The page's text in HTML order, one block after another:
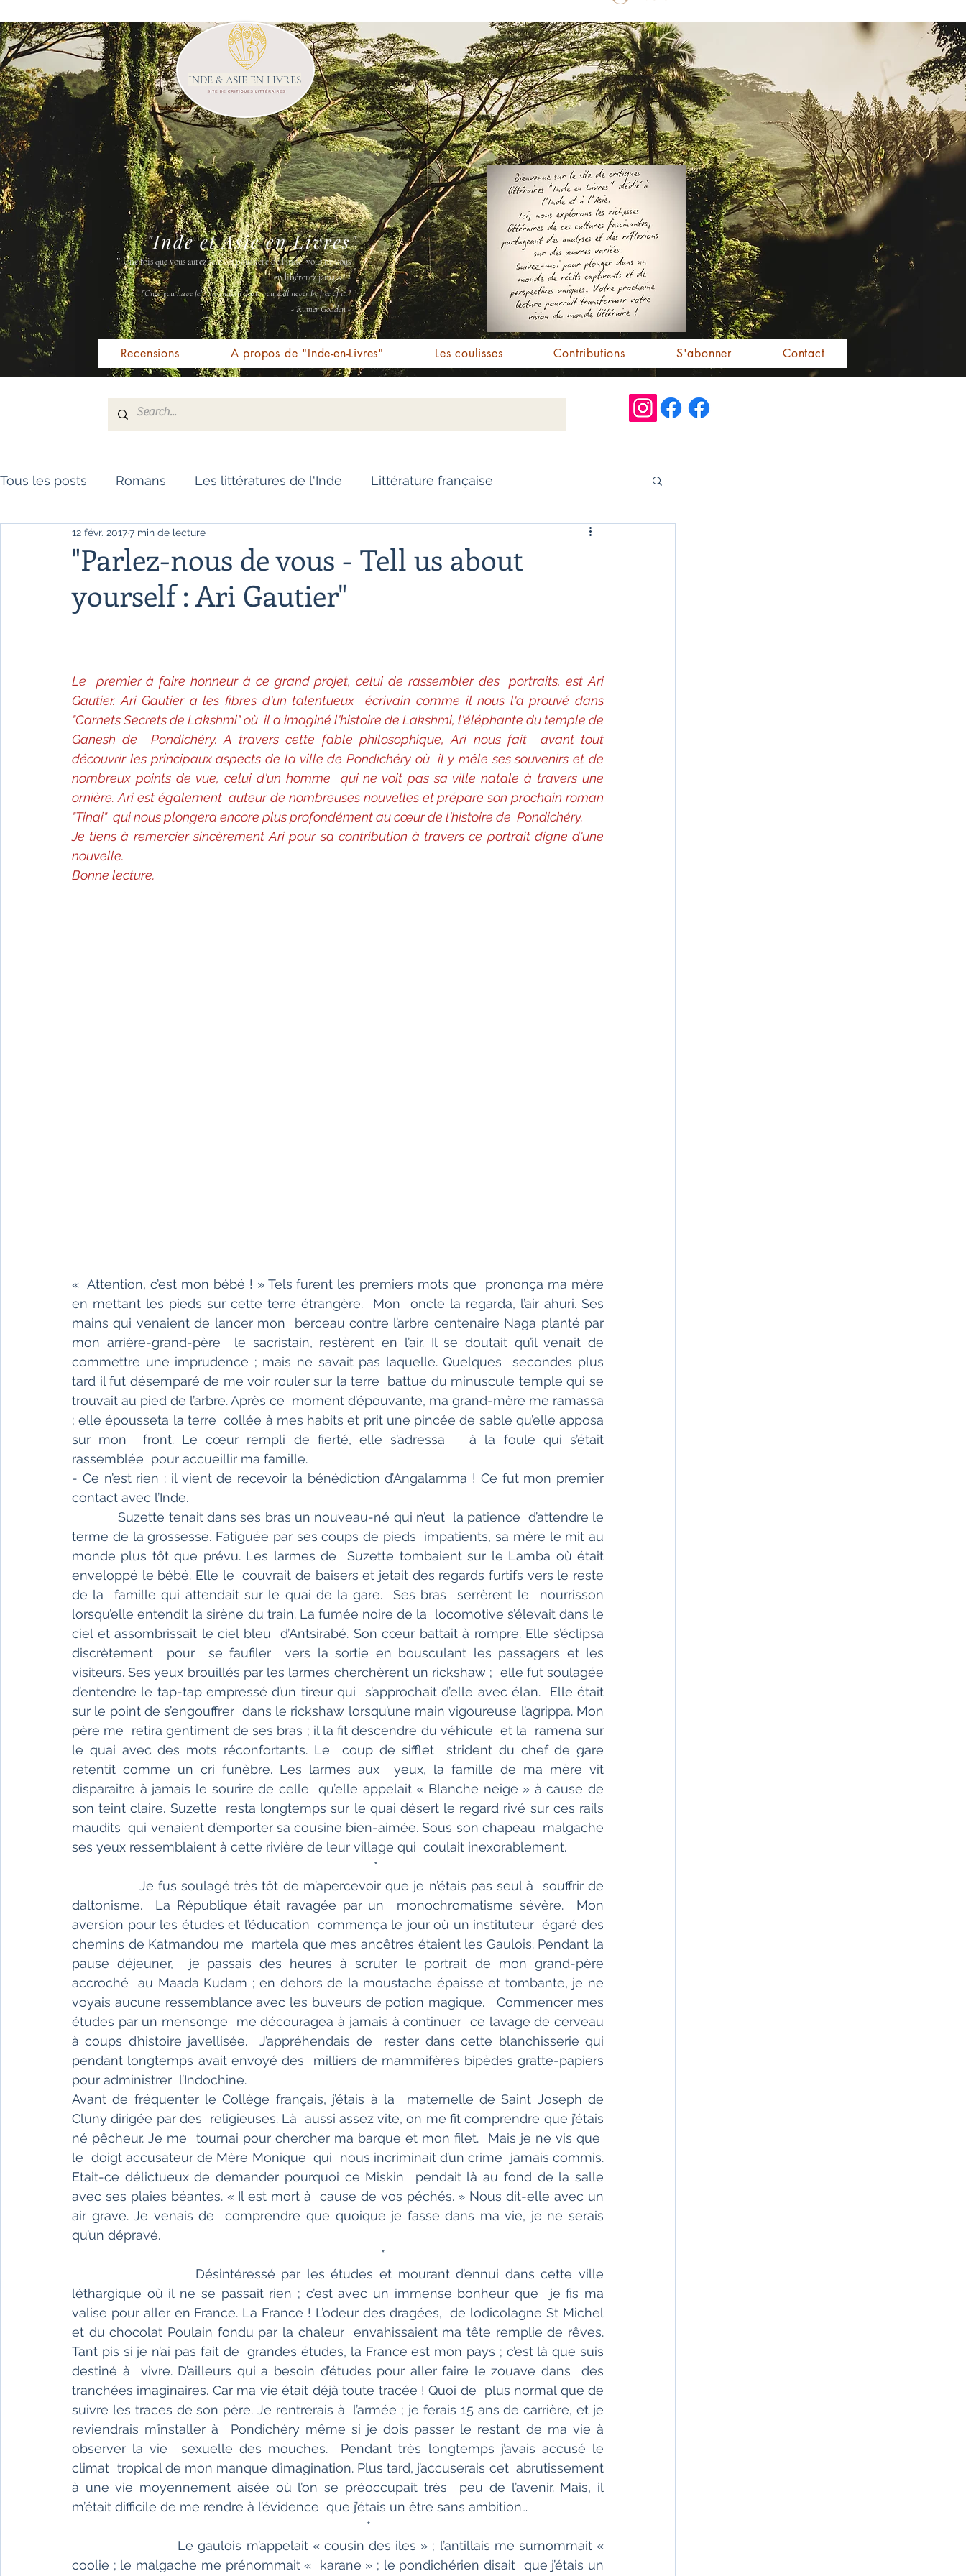
INDE & ASIE EN LIVRES
"Une fois que vous aurez senti la poussière de l'Inde, vous ne vous
en libérerez jamais " -
"Once you have felt the Indian dust, you will never be free of it."
- Rumer Godden -
"Inde et Asie en Livres"
Recensions A propos de "Inde-en-Livres" Les coulisses Contributions S'abonner Contact
Tous les posts Romans Les littératures de l'Inde Littérature française
Livres de référence Dictionnaire
Témoignages / Récits Romans jeunesse Essai
Littérature tamoule Littérature bengali Littérature malayalam Littérature pendjabi
L'Inde vue par l'Occident Yoga Histoire de l'Inde par les livres
Littérature anglo-saxonne Littérature du Bangladesh Littérature pakistanaise
Littérature népalaise
"Parlez-nous de vous - Tell us about
yourself : Ari Gautier"
12 févr. 20177 min de lecture
Le  premier à faire honneur à ce grand projet, celui de rassembler des  portraits, est Ari
Gautier. Ari Gautier a les fibres d'un talentueux  écrivain comme il nous l'a prouvé dans
"Carnets Secrets de Lakshmi" où  il a imaginé l'histoire de Lakshmi, l'éléphante du temple de
Ganesh de  Pondichéry. A travers cette fable philosophique, Ari nous fait  avant tout
découvrir les principaux aspects de la ville de Pondichéry où  il y mêle ses souvenirs et de
nombreux points de vue, celui d'un homme  qui ne voit pas sa ville natale à travers une
ornière. Ari est également  auteur de nombreuses nouvelles et prépare son prochain roman
"Tinai"  qui nous plongera encore plus profondément au cœur de l'histoire de  Pondichéry.
Je tiens à remercier sincèrement Ari pour sa contribution à travers ce portrait digne d'une
nouvelle.
Bonne lecture.
«  Attention, c’est mon bébé ! » Tels furent les premiers mots que  prononça ma mère
en mettant les pieds sur cette terre étrangère.  Mon  oncle la regarda, l’air ahuri. Ses
mains qui venaient de lancer mon  berceau contre l’arbre centenaire Naga planté par
mon arrière-grand-père  le sacristain, restèrent en l’air. Il se doutait qu’il venait de
commettre une imprudence ; mais ne savait pas laquelle. Quelques  secondes plus
tard il fut désemparé de me voir rouler sur la terre  battue du minuscule temple qui se
trouvait au pied de l’arbre. Après ce  moment d’épouvante, ma grand-mère me ramassa
; elle épousseta la terre  collée à mes habits et prit une pincée de sable qu’elle apposa
sur mon  front. Le cœur rempli de fierté, elle s’adressa   à la foule qui s’était
rassemblée  pour accueillir ma famille.
- Ce n’est rien : il vient de recevoir la bénédiction d’Angalamma ! Ce fut mon premier
contact avec l’Inde.
Suzette tenait dans ses bras un nouveau-né qui n’eut  la patience  d’attendre le
terme de la grossesse. Fatiguée par ses coups de pieds  impatients, sa mère le mit au
monde plus tôt que prévu. Les larmes de  Suzette tombaient sur le Lamba où était
enveloppé le bébé. Elle le  couvrait de baisers et jetait des regards furtifs vers le reste
de la  famille qui attendait sur le quai de la gare.  Ses bras  serrèrent le  nourrisson
lorsqu’elle entendit la sirène du train. La fumée noire de la  locomotive s’élevait dans le
ciel et assombrissait le ciel bleu  d’Antsirabé. Son cœur battait à rompre. Elle s’éclipsa
discrètement  pour  se faufiler  vers la sortie en bousculant les passagers et les
visiteurs. Ses yeux brouillés par les larmes cherchèrent un rickshaw ;  elle fut soulagée
d’entendre le tap-tap empressé d’un tireur qui  s’approchait d’elle avec élan.  Elle était
sur le point de s’engouffrer  dans le rickshaw lorsqu’une main vigoureuse l’agrippa. Mon
père me  retira gentiment de ses bras ; il la fit descendre du véhicule  et la  ramena sur
le quai avec des mots réconfortants. Le  coup de sifflet  strident du chef de gare
retentit comme un cri funèbre. Les larmes aux  yeux, la famille de ma mère vit
disparaitre à jamais le sourire de celle  qu’elle appelait « Blanche neige » à cause de
son teint claire. Suzette  resta longtemps sur le quai désert le regard rivé sur ces rails
maudits  qui venaient d’emporter sa cousine bien-aimée. Sous son chapeau  malgache
ses yeux ressemblaient à cette rivière de leur village qui  coulait inexorablement.
*
Je fus soulagé très tôt de m’apercevoir que je n’étais pas seul à  souffrir de
daltonisme.  La République était ravagée par un  monochromatisme sévère.  Mon
aversion pour les études et l’éducation  commença le jour où un instituteur  égaré des
chemins de Katmandou me  martela que mes ancêtres étaient les Gaulois. Pendant la
pause déjeuner,  je passais des heures à scruter le portrait de mon grand-père
accroché  au Maada Kudam ; en dehors de la moustache épaisse et tombante, je ne
voyais aucune ressemblance avec les buveurs de potion magique.   Commencer mes
études par un mensonge  me découragea à jamais à continuer  ce lavage de cerveau
à coups d’histoire javellisée.  J’appréhendais de  rester dans cette blanchisserie qui
pendant longtemps avait envoyé des  milliers de mammifères bipèdes gratte-papiers
pour administrer  l’Indochine.
Avant de fréquenter le Collège français, j’étais à la  maternelle de Saint Joseph de
Cluny dirigée par des  religieuses. Là  aussi assez vite, on me fit comprendre que j’étais
né pêcheur. Je me  tournai pour chercher ma barque et mon filet.  Mais je ne vis que
le  doigt accusateur de Mère Monique  qui  nous incriminait d’un crime  jamais commis.
Etait-ce délictueux de demander pourquoi ce Miskin  pendait là au fond de la salle
avec ses plaies béantes. « Il est mort à  cause de vos péchés. » Nous dit-elle avec un
air grave. Je venais de  comprendre que quoique je fasse dans ma vie, je ne serais
qu’un dépravé.
*
Désintéressé par les études et mourant d’ennui dans cette ville
léthargique où il ne se passait rien ; c’est avec un immense bonheur que  je fis ma
valise pour aller en France. La France ! L’odeur des dragées,  de lodicolagne St Michel
et du chocolat Poulain fondu par la chaleur  envahissaient ma tête remplie de rêves.
Tant pis si je n’ai pas fait de  grandes études, la France est mon pays ; c’est là que suis
destiné à  vivre. D’ailleurs qui a besoin d’études pour aller faire le zouave dans  des
tranchées imaginaires. Car ma vie était déjà toute tracée ! Quoi de  plus normal que de
suivre les traces de son père. Je rentrerais à  l’armée ; je ferais 15 ans de carrière, et je
reviendrais m’installer à  Pondichéry même si je dois passer le restant de ma vie à
observer la vie  sexuelle des mouches.  Pendant très longtemps j’avais accusé le
climat  tropical de mon manque d’imagination. Plus tard, j’accuserais cet  abrutissement
à une vie moyennement aisée où l’on se préoccupait très  peu de l’avenir. Mais, il
m’était difficile de me rendre à l’évidence  que j’étais un être sans ambition…
*
Le gaulois m’appelait « cousin des iles » ; l’antillais me surnommait «
coolie ; le malgache me prénommait «  karane » ; le pondichérien disait  que j’étais un